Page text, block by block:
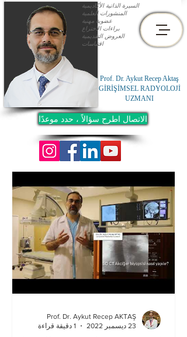
Prof. Dr. Aykut Recep Aktaş
GİRİŞİMSEL RADYOLOJİ
UZMANI
الاتصال اطرح سؤالاً ، حدد موعدًا
السيرة الذاتية الأكاديمية
المنشورات العلمية
عضوية مهنية
براءات الاختراع
العروض التقديمية
اقتباسات
Prof. Dr. Aykut Recep AKTAŞ
23 ديسمبر 2022
1 دقيقة قراءة